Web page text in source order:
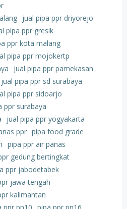
jual pipa ppr driyorejo
pipa ppr gresik
ppr kota malang
pipa ppr mojokertp
jual pipa ppr pamekasan
jual pipa ppr sd surabaya
pipa ppr sidoarjo
ppr surabaya
jual pipa ppr yogyakarta
ppr pipa food grade
pipa ppr air panas
gedung bertingkat
ppr jabodetabek
jawa tengah
kalimantan